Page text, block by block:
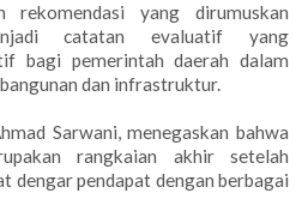
rekomendasi yang dirumuskan
catatan evaluatif yang
bagi pemerintah daerah dalam
dan infrastruktur.
Sarwani, menegaskan bahwa
rangkaian akhir setelah
dengar pendapat dengan berbagai